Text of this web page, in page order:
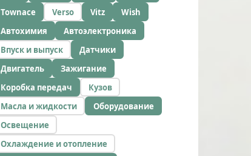
Townace
Verso Vitz
Wish
Автохимия
Автоэлектроника
Впуск и выпуск
Датчики
Двигатель
Зажигание
Коробка передач
Кузов
Масла и жидкости
Оборудование
Освещение
Охлаждение и отопление